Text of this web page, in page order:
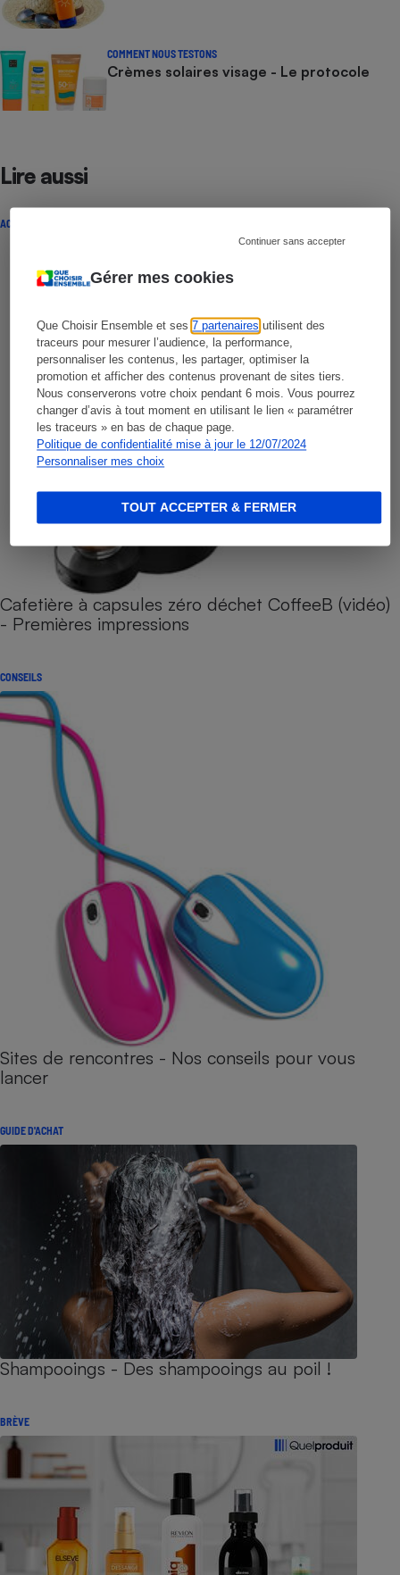
Gérer mes cookies
Que Choisir Ensemble et ses7 partenaires utilisent des
traceurs pour mesurer l’audience, la performance,
personnaliser les contenus, les partager, optimiser la
promotion et afficher des contenus provenant de sites tiers.
Nous conserverons votre choix pendant 6 mois. Vous pourrez
changer d’avis à tout moment en utilisant le lien « paramétrer
les traceurs » en bas de chaque page.
Politique de confidentialité mise à jour le 12/07/2024
Personnaliser mes choix
Continuer sans accepter
TOUT ACCEPTER & FERMER
COMMENT NOUS TESTONS
Crèmes solaires visage - Le protocole
Lire aussi
ACTUALITÉ
Cafetière à capsules zéro déchet CoffeeB (vidéo)
- Premières impressions
CONSEILS
Sites de rencontres - Nos conseils pour vous
lancer
GUIDE D'ACHAT
Shampooings - Des shampooings au poil !
BRÈVE